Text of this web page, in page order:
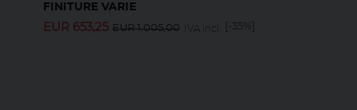
FINITURE VARIE
EUR 653,25 EUR1.005,00 IVA incl. [-35%]